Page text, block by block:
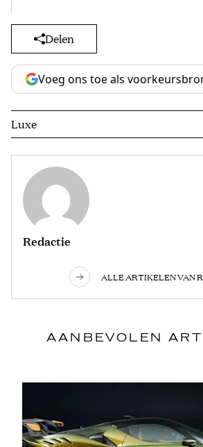
Delen
Voeg ons toe als
Luxe
Redactie
ALLE ARTIKELEN VAN
AANBEVOLEN